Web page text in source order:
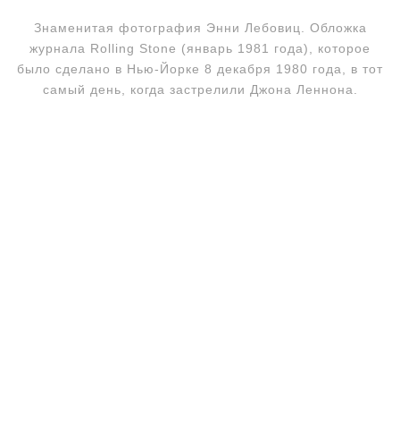
Знаменитая фотография Энни Лебовиц. Обложка
журнала Rolling Stone (январь 1981 года), которое
было сделано в Нью-Йорке 8 декабря 1980 года, в тот
самый день, когда застрелили Джона Леннона.